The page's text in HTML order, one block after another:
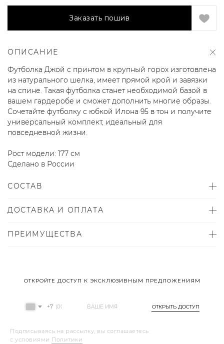
Заказать пошив
ОПИСАНИЕ
Футболка Джой с принтом в крупный горох изготовлена
из натурального шелка, имеет прямой крой и завязки
на спине. Такая футболка станет необходимой базой в
вашем гардеробе и сможет дополнить многие образы.
Сочетайте футболку с юбкой Илона 95 в тон и получите
универсальный комплект, идеальный для
повседневной жизни.
Рост модели: 177 см
Сделано в России
СОСТАВ
ДОСТАВКА И ОПЛАТА
ПРЕИМУЩЕСТВА
ОТКРОЙТЕ ДОСТУП К ЭКСКЛЮЗИВНЫМ ПРЕДЛОЖЕНИЯМ
+7 ОТКРЫТЬ ДОСТУП
Подписываясь на рассылку, вы соглашаетесь
с условиями Политики